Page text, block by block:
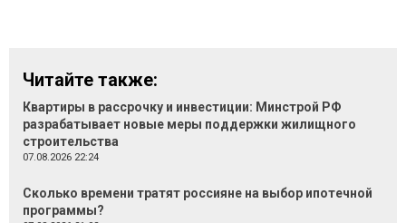
Читайте также:
Квартиры в рассрочку и инвестиции: Минстрой РФ
разрабатывает новые меры поддержки жилищного
строительства
07.08.2026 22:24
Сколько времени тратят россияне на выбор ипотечной
программы?